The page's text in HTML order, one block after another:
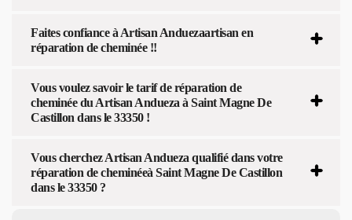
Faites confiance à Artisan Anduezaartisan en
réparation de cheminée !!
Vous voulez savoir le tarif de réparation de
cheminée du Artisan Andueza à Saint Magne De
Castillon dans le 33350 !
Vous cherchez Artisan Andueza qualifié dans votre
réparation de cheminéeà Saint Magne De Castillon
dans le 33350 ?